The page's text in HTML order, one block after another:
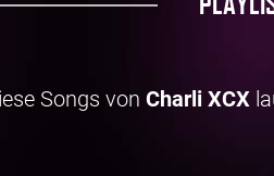
Songs von Charli XCX